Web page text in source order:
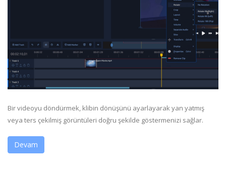
Bir videoyu döndürmek, klibin dönüşünü ayarlayarak yan yatmış
veya ters çekilmiş görüntüleri doğru şekilde göstermenizi sağlar.
Devam